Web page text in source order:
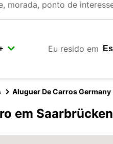
Eu resido em
Aluguer De Carros Germany
em Saarbrücken